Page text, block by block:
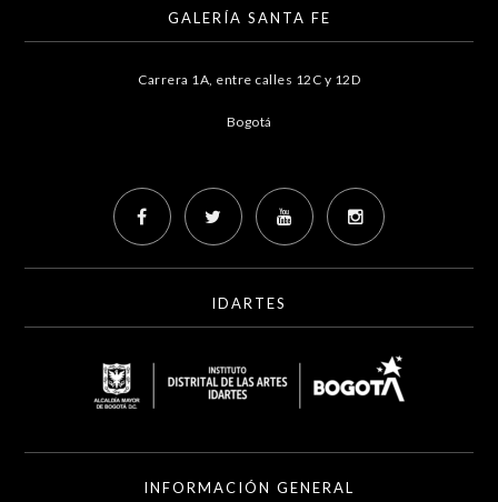
GALERÍA SANTA FE
Carrera 1A, entre calles 12C y 12D
Bogotá
IDARTES
INFORMACIÓN GENERAL